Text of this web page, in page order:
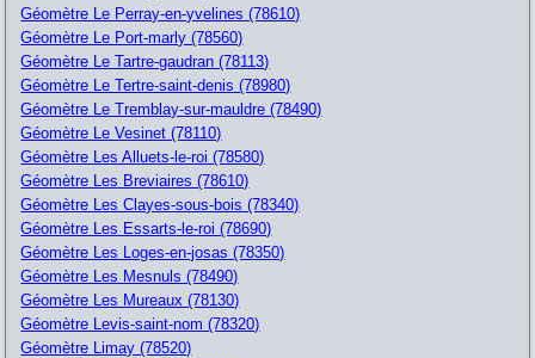
Géomètre Le Perray-en-yvelines (78610)
Géomètre Le Port-marly (78560)
Géomètre Le Tartre-gaudran (78113)
Géomètre Le Tertre-saint-denis (78980)
Géomètre Le Tremblay-sur-mauldre (78490)
Géomètre Le Vesinet (78110)
Géomètre Les Alluets-le-roi (78580)
Géomètre Les Breviaires (78610)
Géomètre Les Clayes-sous-bois (78340)
Géomètre Les Essarts-le-roi (78690)
Géomètre Les Loges-en-josas (78350)
Géomètre Les Mesnuls (78490)
Géomètre Les Mureaux (78130)
Géomètre Levis-saint-nom (78320)
Géomètre Limay (78520)